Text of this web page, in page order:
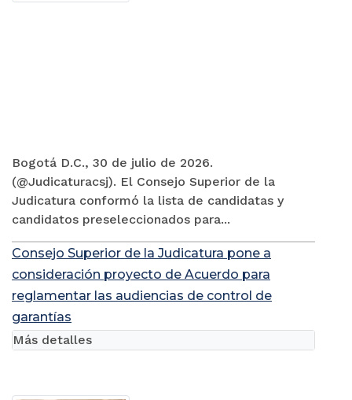
Bogotá D.C., 30 de julio de 2026.
(@Judicaturacsj). El Consejo Superior de la
Judicatura conformó la lista de candidatas y
candidatos preseleccionados para...
Consejo Superior de la Judicatura pone a
consideración proyecto de Acuerdo para
reglamentar las audiencias de control de
garantías
Más detalles